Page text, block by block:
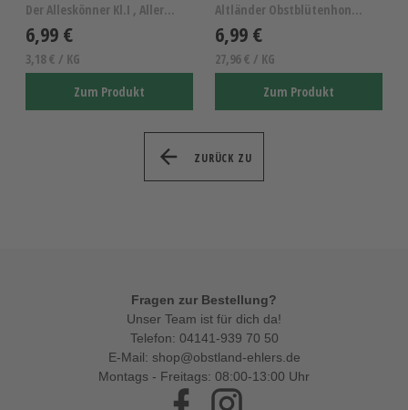
Der Alleskönner Kl.I , Allergiker Apfel Wellant
6,99 €
3,18 € / KG
Zum Produkt
Altländer Obstblütenhonig, reiner Obstblütenhonig,...
6,99 €
27,96 € / KG
Zum Produkt
ZURÜCK ZU
Fragen zur Bestellung?
Unser Team ist für dich da!
Telefon: 04141-939 70 50
E-Mail: shop@obstland-ehlers.de
Montags - Freitags: 08:00-13:00 Uhr
Facebook